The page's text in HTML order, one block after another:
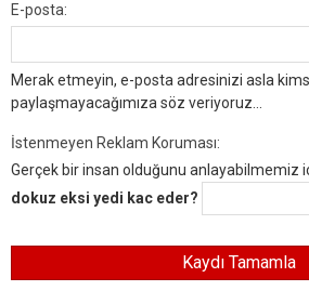
E-posta:
Merak etmeyin, e-posta adresinizi asla
paylaşmayacağımıza söz veriyoruz...
İstenmeyen Reklam Koruması:
Gerçek bir insan olduğunu anlayabilmemiz
dokuz eksi yedi kac eder?